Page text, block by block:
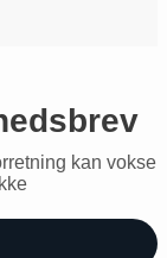
kan vokse